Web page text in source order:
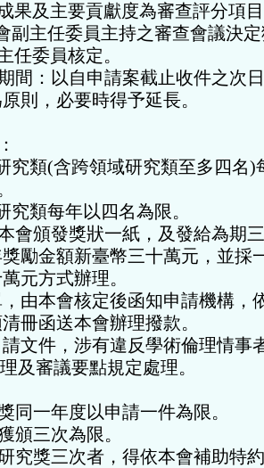
果及主要貢獻度為審查評分項
副主任委員主持之審查會議決
任委員核定。
間：以自申請案截止收件之次
，必要時得予延長。
究類(含跨領域研究類至多四名)
究類每年以四名為限。
會頒發獎狀一紙，及發給為期
金額新臺幣三十萬元，並採
方式辦理。
由本會核定後函知申請機構，
冊函送本會辦理撥款。
文件，涉有違反學術倫理情事
及審議要點規定處理。
同一年度以申請一件為限。
頒三次為限。
究獎三次者，得依本會補助特